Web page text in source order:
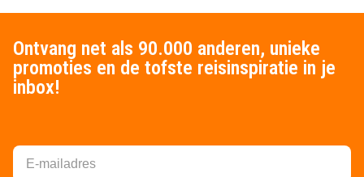
Ontvang net als 90.000 anderen, unieke
promoties en de tofste reisinspiratie in je
inbox!